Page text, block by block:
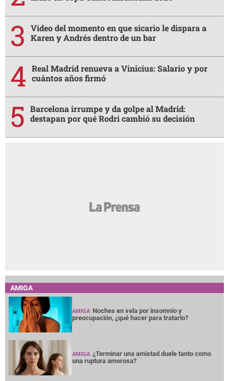
Video del momento en que sicario le dispara a
Karen y Andrés dentro de un bar
Real Madrid renueva a Vinicius: Salario y por
cuántos años firmó
Barcelona irrumpe y da golpe al Madrid:
destapan por qué Rodri cambió su decisión
AMIGA
AMIGA Noches en vela por insomnio y
preocupación, ¿qué hacer para tratarlo?
AMIGA ¿Terminar una amistad duele tanto como
una ruptura amorosa?